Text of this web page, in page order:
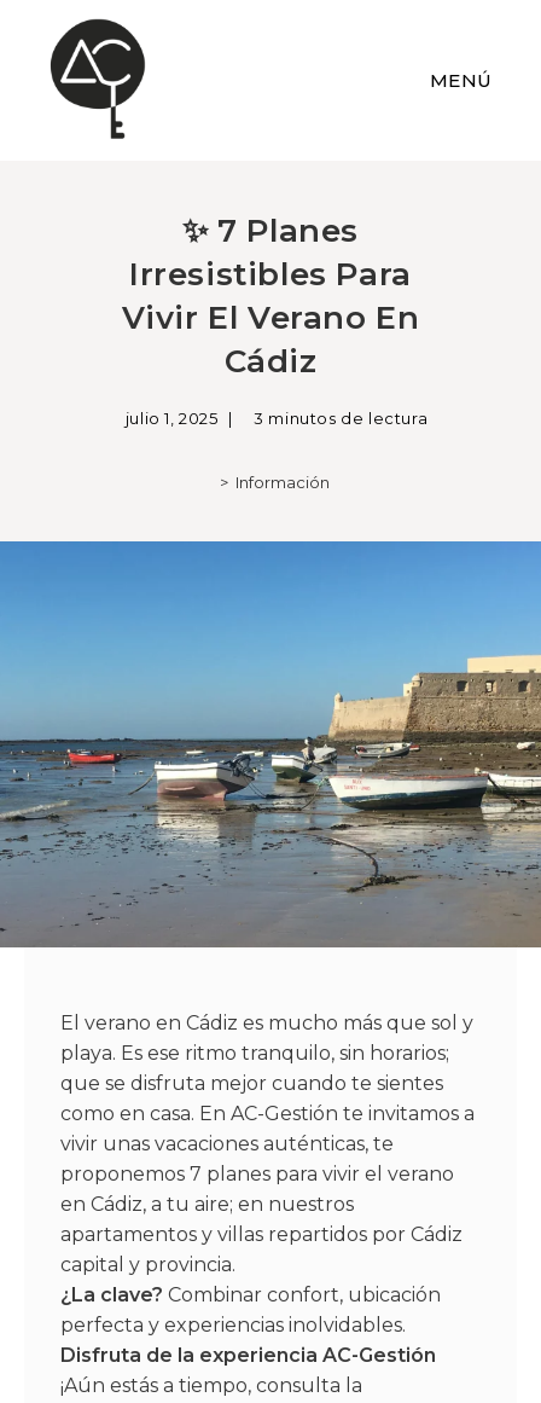
MENÚ
✨ 7 Planes
Irresistibles Para
Vivir El Verano En
Cádiz
julio 1, 2025 3 minutos de lectura
> Información
El verano en Cádiz es mucho más que sol y
playa. Es ese ritmo tranquilo, sin horarios;
que se disfruta mejor cuando te sientes
como en casa. En AC-Gestión te invitamos a
vivir unas vacaciones auténticas, te
proponemos 7 planes para vivir el verano
en Cádiz, a tu aire; en nuestros
apartamentos y villas repartidos por Cádiz
capital y provincia.
¿La clave? Combinar confort, ubicación
perfecta y experiencias inolvidables.
Disfruta de la experiencia AC-Gestión
¡Aún estás a tiempo, consulta la